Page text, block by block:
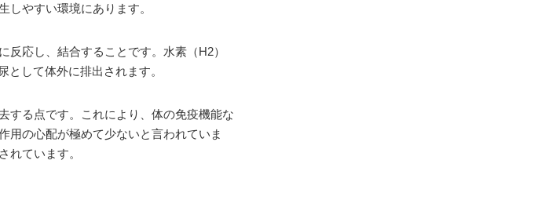
しやすい環境にあります。
応し、結合することです。水素（H2）
して体外に排出されます。
する点です。これにより、体の免疫機能な
用の心配が極めて少ないと言われていま
れています。